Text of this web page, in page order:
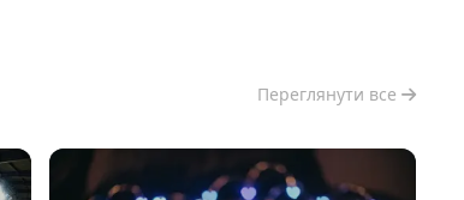
Переглянути все